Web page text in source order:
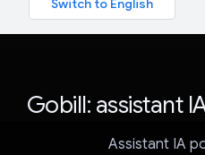
Gobill: assistant
Assistant IA